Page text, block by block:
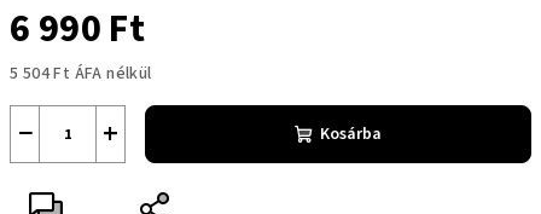
6 990 Ft
5 504 Ft ÁFA nélkül
+
− Kosárba